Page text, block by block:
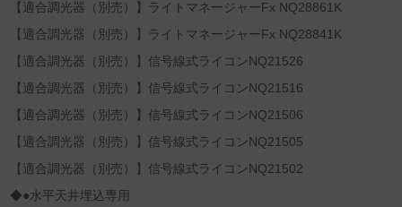
【適合調光器（別売）】ライトマネージャーFx NQ28861K
【適合調光器（別売）】ライトマネージャーFx NQ28841K
【適合調光器（別売）】信号線式ライコンNQ21526
【適合調光器（別売）】信号線式ライコンNQ21516
【適合調光器（別売）】信号線式ライコンNQ21506
【適合調光器（別売）】信号線式ライコンNQ21505
【適合調光器（別売）】信号線式ライコンNQ21502
◆●水平天井埋込専用